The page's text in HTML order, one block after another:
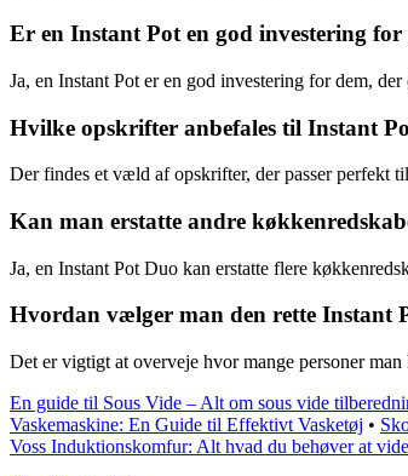
Er en Instant Pot en god investering
Ja, en Instant Pot er en god investering for dem,
Hvilke opskrifter anbefales til Instant
Der findes et væld af opskrifter, der passer perfekt
Kan man erstatte andre
Ja, en Instant Pot Duo kan erstatte flere
Hvordan vælger man den rette Instant
Det er vigtigt at overveje hvor mange personer
En guide til Sous Vide – Alt om sous vide
Vaskemaskine: En Guide til Effektivt Vasketøj •
Voss Induktionskomfur: Alt hvad du behøver at vide